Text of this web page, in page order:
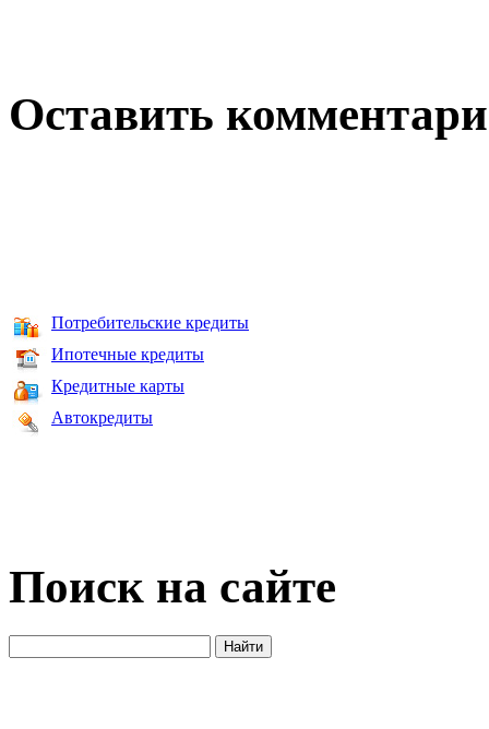
Оставить
Потребительские кредиты
Ипотечные кредиты
Кредитные карты
Автокредиты
Поиск на сайте